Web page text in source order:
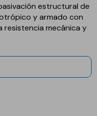
estructural de
y armado con
resistencia mecánica y